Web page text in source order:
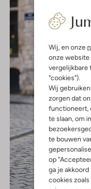
Wij, en onze
onze website
vergelijkbare
"cookies").
Wij
zorgen dat
functioneert,
te slaan, om
te bouwen
op
ga je
cookies
Ontdek de